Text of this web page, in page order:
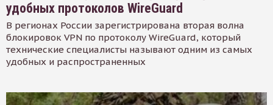
удобных протоколов WireGuard
В регионах России зарегистрирована вторая волна
блокировок VPN по протоколу WireGuard, который
технические специалисты называют одним из самых
удобных и распространенных